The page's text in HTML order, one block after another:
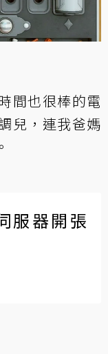
間也很棒的電
兒，連我爸媽
服器開張